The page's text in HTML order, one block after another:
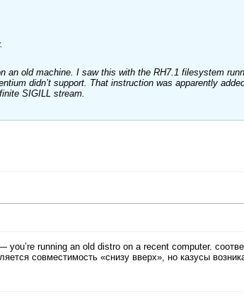
an old machine. I saw this with the RH7.1 filesystem
didn’t support. That instruction was apparently
SIGILL stream.
you’re running an old distro on a recent computer.
совместимость «снизу вверх», но казусы